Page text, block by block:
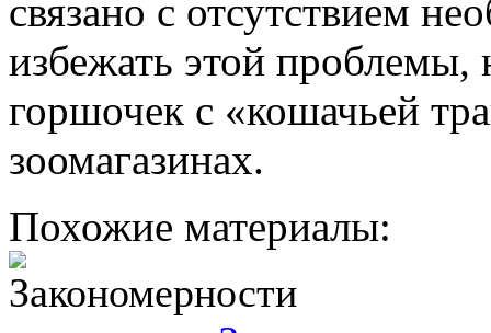
связано с отсутствием
избежать этой
горшочек с «кошачьей
зоомагазинах.
Похожие материалы: